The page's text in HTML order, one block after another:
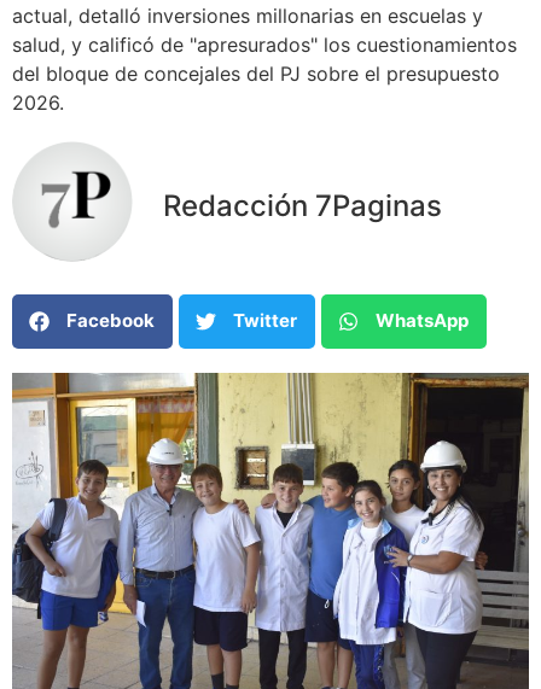
actual, detalló inversiones millonarias en escuelas y
salud, y calificó de "apresurados" los cuestionamientos
del bloque de concejales del PJ sobre el presupuesto
2026.
Redacción 7Paginas
Facebook Twitter WhatsApp